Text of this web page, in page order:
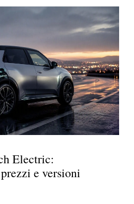
Electric:
e versioni